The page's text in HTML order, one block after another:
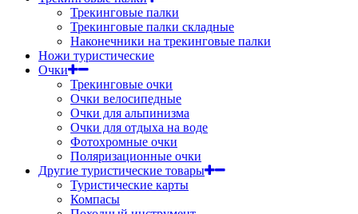
Трекинговые палки
Трекинговые палки складные
Наконечники на трекинговые палки
Ножи туристические
Очки
Трекинговые очки
Очки велосипедные
Очки для альпинизма
Очки для отдыха на воде
Фотохромные очки
Поляризационные очки
Другие туристические товары
Туристические карты
Компасы